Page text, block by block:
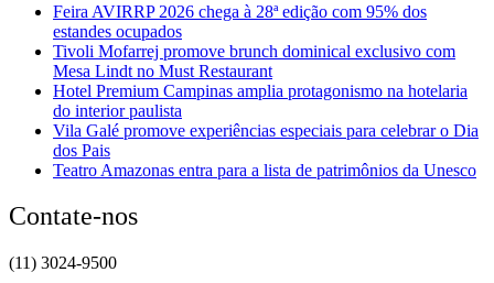
Feira AVIRRP 2026 chega à 28ª edição com 95% dos
estandes ocupados
Tivoli Mofarrej promove brunch dominical exclusivo com
Mesa Lindt no Must Restaurant
Hotel Premium Campinas amplia protagonismo na hotelaria
do interior paulista
Vila Galé promove experiências especiais para celebrar o Dia
dos Pais
Teatro Amazonas entra para a lista de patrimônios da Unesco
Contate-nos
(11) 3024-9500